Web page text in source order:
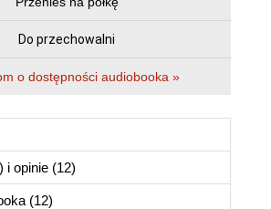
Do przechowalni
o dostępności audiobooka »
) i opinie (12)
(12)